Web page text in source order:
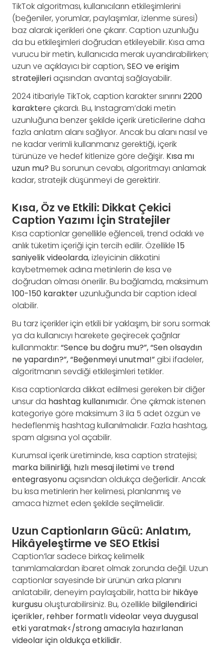
TikTok algoritması, kullanıcıların etkileşimlerini
(beğeniler, yorumlar, paylaşımlar, izlenme süresi)
baz alarak içerikleri öne çıkarır. Caption uzunluğu
da bu etkileşimleri doğrudan etkileyebilir. Kısa ama
vurucu bir metin, kullanıcıda merak uyandırabilirken;
uzun ve açıklayıcı bir caption, SEO ve erişim
stratejileriaçısından avantaj sağlayabilir.
2024 itibariyle TikTok, caption karakter sınırını 2200
karaktere çıkardı. Bu, Instagram’daki metin
uzunluğuna benzer şekilde içerik üreticilerine daha
fazla anlatım alanı sağlıyor. Ancak bu alanı nasıl ve
ne kadar verimli kullanmanız gerektiği, içerik
türünüze ve hedef kitlenize göre değişir. Kısa mı
uzun mu? Bu sorunun cevabı, algoritmayı anlamak
kadar, stratejik düşünmeyi de gerektirir.
Kısa, Öz ve Etkili: Dikkat Çekici
Caption Yazımı İçin Stratejiler
Kısa captionlar genellikle eğlenceli, trend odaklı ve
anlık tüketim içeriği için tercih edilir. Özellikle 15
saniyelik videolarda, izleyicinin dikkatini
kaybetmemek adına metinlerin de kısa ve
doğrudan olması önerilir. Bu bağlamda, maksimum
100-150 karakteruzunluğunda bir caption ideal
olabilir.
Bu tarz içerikler için etkili bir yaklaşım, bir soru sormak
ya da kullanıcıyı harekete geçirecek çağrılar
kullanmaktır: “Sence bu doğru mu?”, “Sen olsaydın
ne yapardın?”, “Beğenmeyi unutma!”gibi ifadeler,
algoritmanın sevdiği etkileşimleri tetikler.
Kısa captionlarda dikkat edilmesi gereken bir diğer
unsur da hashtag kullanımıdır. Öne çıkmak istenen
kategoriye göre maksimum 3 ila 5 adet özgün ve
hedeflenmiş hashtag kullanılmalıdır. Fazla hashtag,
spam algısına yol açabilir.
Kurumsal içerik üretiminde, kısa caption stratejisi;
marka bilinirliği, hızlı mesaj iletimive trend
entegrasyonuaçısından oldukça değerlidir. Ancak
bu kısa metinlerin her kelimesi, planlanmış ve
amaca hizmet eden şekilde seçilmelidir.
Uzun Captionların Gücü: Anlatım,
Hikâyeleştirme ve SEO Etkisi
Caption’lar sadece birkaç kelimelik
tanımlamalardan ibaret olmak zorunda değil. Uzun
captionlar sayesinde bir ürünün arka planını
anlatabilir, deneyim paylaşabilir, hatta bir hikâye
kurgusuoluşturabilirsiniz. Bu, özellikle bilgilendirici
içerikler, rehber formatlı videolar veya duygusal
etki yaratmak</strong amacıyla hazırlanan
videolar için oldukça etkilidir.